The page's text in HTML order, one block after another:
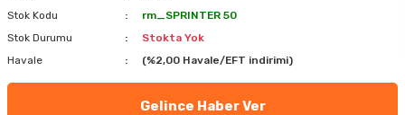
Stok Kodu
rm_SPRINTER 50
Stok Durumu
Stokta Yok
Havale
(%2,00 Havale/EFT indirimi)
Gelince Haber Ver